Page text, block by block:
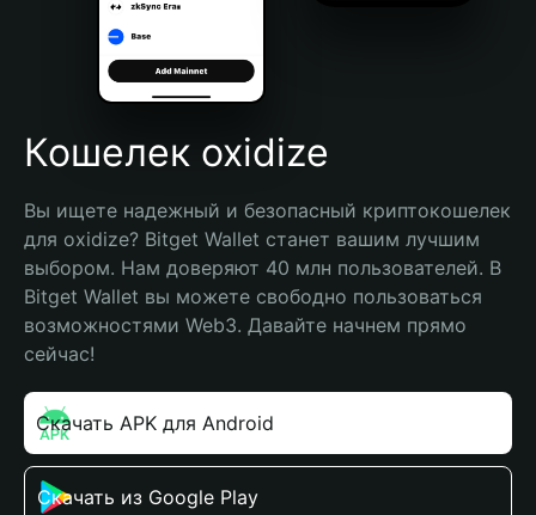
Português (Brasil)
Español (Argentina)
Кошелек oxidize
Вы ищете надежный и безопасный криптокошелек
для oxidize? Bitget Wallet станет вашим лучшим
выбором. Нам доверяют 40 млн пользователей. В
Bitget Wallet вы можете свободно пользоваться
возможностями Web3. Давайте начнем прямо
сейчас!
Скачать APK для Android
Скачать из Google Play